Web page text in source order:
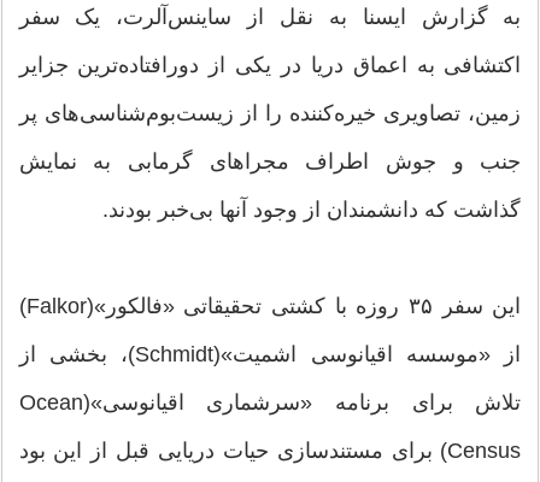
به گزارش ایسنا به نقل از ساینس‌آلرت، یک سفر
اکتشافی به اعماق دریا در یکی از دورافتاده‌ترین جزایر
زمین، تصاویری خیره‌کننده را از زیست‌بوم‌شناسی‌های پر
جنب و جوش اطراف مجراهای گرمابی به نمایش
گذاشت که دانشمندان از وجود آنها بی‌خبر بودند.
این سفر ۳۵ روزه با کشتی تحقیقاتی «فالکور»(Falkor)
از «موسسه اقیانوسی اشمیت»(Schmidt)، بخشی از
تلاش برای برنامه «سرشماری اقیانوسی»(Ocean
Census) برای مستندسازی حیات دریایی قبل از این بود